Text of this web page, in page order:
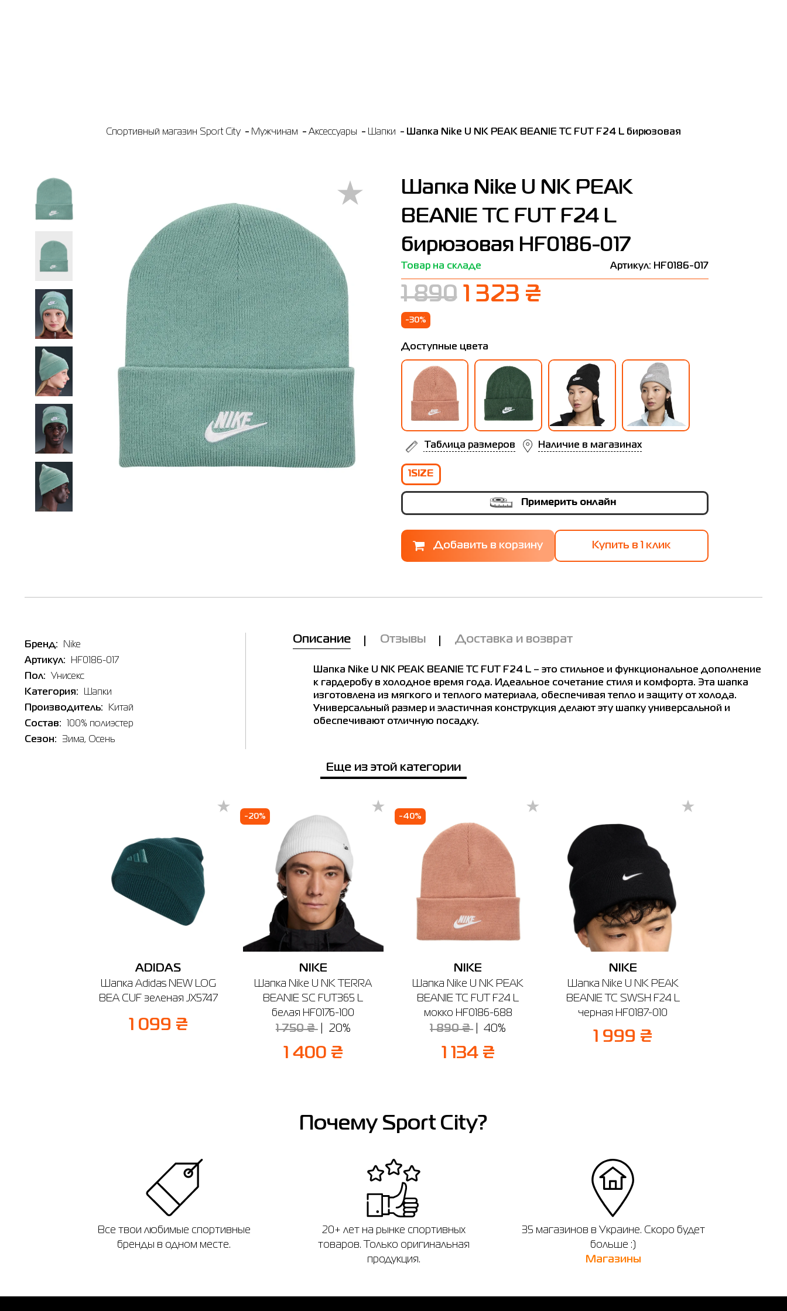
Спортивный магазин Sport City Мужчинам Аксессуары Шапки Шапка Nike U NK PEAK BEANIE TC FUT F24 L бирюзовая
Шапка Nike U NK PEAK
BEANIE TC FUT F24 L
бирюзовая HF0186-017
Товар на складе Артикул: HF0186-017
1 890 1 323 ₴
-30%
Доступные цвета
Наличие в магазинах
Таблица размеров
🔸 Магазин SPORT CITY
г. Бердичев, ул. Винницкая, 25
График работы: 9:00 - 19:00
1SIZE
Примерить онлайн
Купить в 1 клик
FUT F24 L бирюзовая HF0186-017
1,323.00
Выберите размер
Имя
Телефон
Бренд:
Nike
Артикул:
HF0186-017
Пол:
Унисекс
Категория:
Шапки
Производитель:
Китай
Состав:
100% полиэстер
Сезон:
Зима, Осень
Описание Отзывы Доставка и возврат
Шапка Nike U NK PEAK BEANIE TC FUT F24 L – это стильное и функциональное дополнение
к гардеробу в холодное время года. Идеальное сочетание стиля и комфорта. Эта шапка
изготовлена из мягкого и теплого материала, обеспечивая тепло и защиту от холода.
Универсальный размер и эластичная конструкция делают эту шапку универсальной и
обеспечивают отличную посадку.
Еще из этой категории
ADIDAS
Шапка Adidas NEW LOG
BEA CUF зеленая JX5747
1 099 ₴
-20%
NIKE
Шапка Nike U NK TERRA
BEANIE SC FUT365 L
белая HF0176-100
1 750 ₴ 20%
1 400 ₴
-40%
NIKE
Шапка Nike U NK PEAK
BEANIE TC FUT F24 L
мокко HF0186-688
1 890 ₴ 40%
1 134 ₴
NIKE
Шапка Nike U NK PEAK
BEANIE TC SWSH F24 L
черная HF0187-010
1 999 ₴
Почему Sport City?
Все твои любимые спортивные
бренды в одном месте.
20+ лет на рынке спортивных
товаров. Только оригинальная
продукция.
35 магазинов в Украине. Скоро будет
больше :)
Магазины